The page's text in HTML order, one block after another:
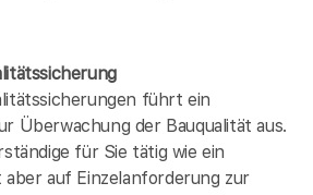
führt ein
Überwachung der Bauqualität aus.
für Sie tätig wie ein
auf Einzelanforderung zur